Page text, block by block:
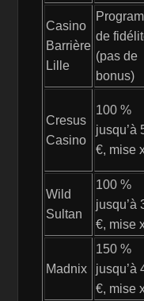
Casino
Barrière
Lille
de
(pas de
bonus)
Cresus
Casino
100 %
jusqu’à
€, mise
Wild
Sultan
100 %
jusqu’à
€, mise
Madnix
150 %
jusqu’à
€, mise